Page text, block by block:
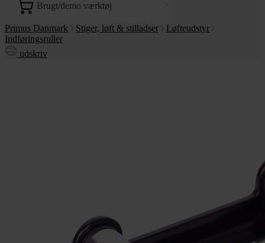
brugt/demo værktøj
Primus Danmark Stiger, løft & stilladser
Løfteudstyr
Indføringsruller
udskriv